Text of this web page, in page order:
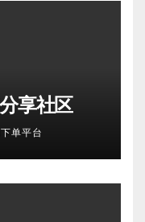
享社区
单平台